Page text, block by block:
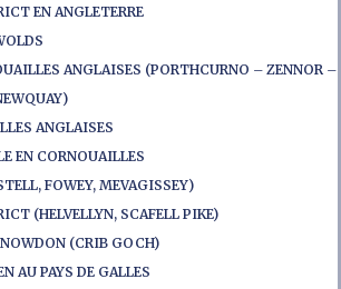
EN ANGLETERRE
ANGLAISES (PORTHCURNO – ZENNOR –
ANGLAISES
EN CORNOUAILLES
FOWEY, MEVAGISSEY)
(HELVELLYN, SCAFELL PIKE)
(CRIB GOCH)
AU PAYS DE GALLES